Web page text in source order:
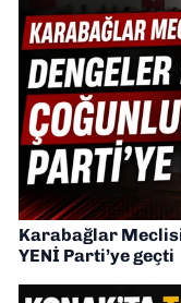
Karabağlar
YENİ Parti’ye geçti